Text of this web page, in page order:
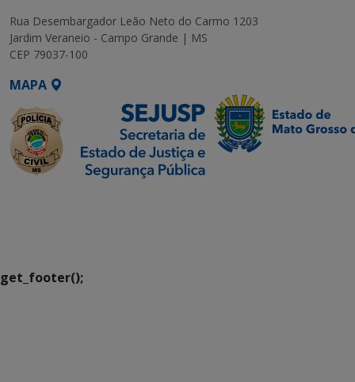
Rua Desembargador Leão Neto do Carmo 1203
Jardim Veraneio - Campo Grande | MS
CEP 79037-100
MAPA
get_footer();